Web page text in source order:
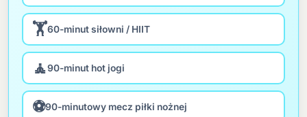
🏋60-minut siłowni / HIIT
🧘90-minut hot jogi
⚽90-minutowy mecz piłki nożnej